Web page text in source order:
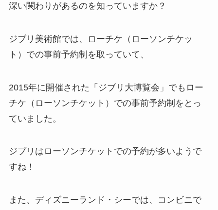
深い関わりがあるのを知っていますか？
ジブリ美術館では、ローチケ（ローソンチケッ
ト）での事前予約制を取っていて、
2015年に開催された「ジブリ大博覧会」でもロー
チケ（ローソンチケット）での事前予約制をとっ
ていました。
ジブリはローソンチケットでの予約が多いようで
すね！
また、ディズニーランド・シーでは、コンビニで